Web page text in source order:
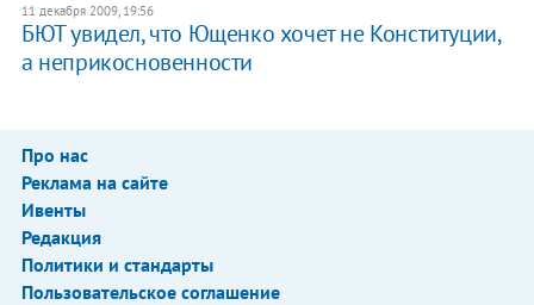
11 декабря 2009, 19:56
БЮТ увидел, что Ющенко хочет не Конституции,
а неприкосновенности
Про нас
Реклама на сайте
Ивенты
Редакция
Политики и стандарты
Пользовательское соглашение